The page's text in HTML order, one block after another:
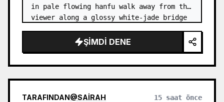
in pale flowing hanfu walk away from the
viewer along a glossy white-jade bridge
rising from a mirror-still l…
ŞIMDI DENE
TARAFINDAN@SAIRAH 15 saat önce